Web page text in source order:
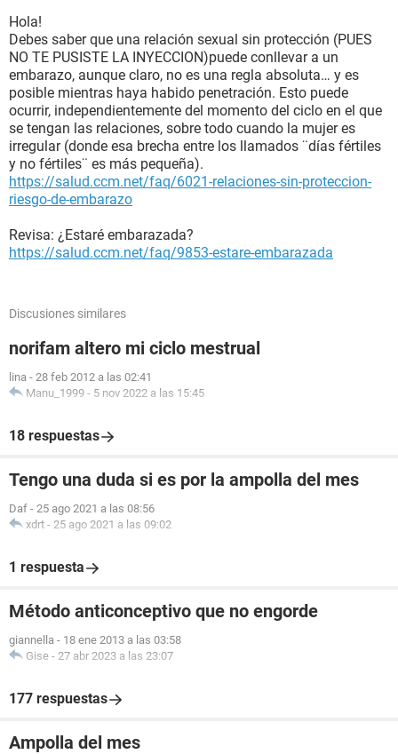
Hola!
Debes saber que una relación sexual sin protección (PUES
NO TE PUSISTE LA INYECCION)puede conllevar a un
embarazo, aunque claro, no es una regla absoluta… y es
posible mientras haya habido penetración. Esto puede
ocurrir, independientemente del momento del ciclo en el que
se tengan las relaciones, sobre todo cuando la mujer es
irregular (donde esa brecha entre los llamados ¨días fértiles
y no fértiles¨ es más pequeña).
https://salud.ccm.net/faq/6021-relaciones-sin-proteccion-
riesgo-de-embarazo
Revisa: ¿Estaré embarazada?
https://salud.ccm.net/faq/9853-estare-embarazada
Discusiones similares
norifam altero mi ciclo mestrual
lina - 28 feb 2012 a las 02:41
Manu_1999 - 5 nov 2022 a las 15:45
18 respuestas
Tengo una duda si es por la ampolla del mes
Daf - 25 ago 2021 a las 08:56
xdrt - 25 ago 2021 a las 09:02
1 respuesta
Método anticonceptivo que no engorde
giannella - 18 ene 2013 a las 03:58
Gise - 27 abr 2023 a las 23:07
177 respuestas
Ampolla del mes